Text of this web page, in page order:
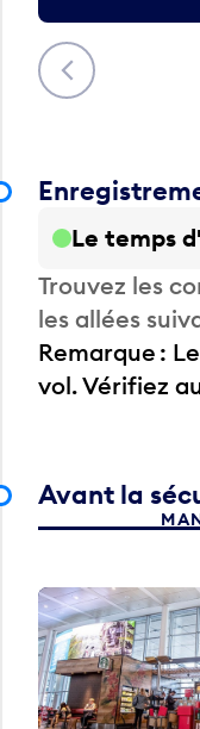
Précédent
Le temps
Trouvez les
les allées
Remarque :
vol. Vérifiez
Avant la